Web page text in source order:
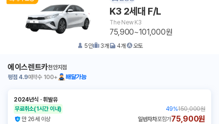
K3 2세대 F/L
The New K3
75,900~101,000원
5인 3개 4개 오토
에이스렌트카천안지점
평점 4.9예약수 100+ 배달가능
2024년식 ㆍ휘발유
무료취소(1시간 이내) 49%150,000원
만 26세 이상
일반자차포함가75,900원